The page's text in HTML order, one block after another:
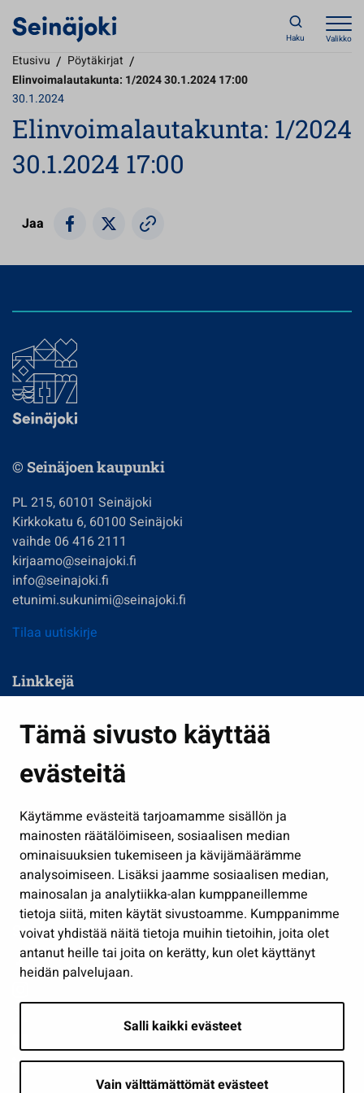
Tämä sivusto käyttää
evästeitä
Käytämme evästeitä tarjoamamme sisällön ja
mainosten räätälöimiseen, sosiaalisen median
ominaisuuksien tukemiseen ja kävijämäärämme
analysoimiseen. Lisäksi jaamme sosiaalisen median,
mainosalan ja analytiikka-alan kumppaneillemme
tietoja siitä, miten käytät sivustoamme. Kumppanimme
voivat yhdistää näitä tietoja muihin tietoihin, joita olet
antanut heille tai joita on kerätty, kun olet käyttänyt
heidän palvelujaan.
Salli kaikki evästeet
Vain välttämättömät evästeet
Haku Valikko
Etusivu / Pöytäkirjat /
Elinvoimalautakunta: 1/2024 30.1.2024 17:00
30.1.2024
Elinvoimalautakunta: 1/2024
30.1.2024 17:00
Jaa
© Seinäjoen kaupunki
PL 215, 60101 Seinäjoki
Kirkkokatu 6, 60100 Seinäjoki
vaihde 06 416 2111
kirjaamo@seinajoki.fi
info@seinajoki.fi
etunimi.sukunimi@seinajoki.fi
Tilaa uutiskirje
Linkkejä
Kasvatus ja opetus
Kulttuuri ja liikunta
Työ ja yrittäminen
Osallistu ja asioi
Näytä omat evästeasetukseni
Seuraa meitä